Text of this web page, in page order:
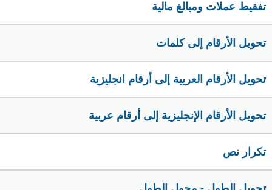
تفقيط عملات ومبالغ مالية
تحويل الأرقام إلى كلمات
تحويل الأرقام العربية إلى أرقام انجليزية
تحويل الأرقام الإنجليزية إلى أرقام عربية
تكرار نص